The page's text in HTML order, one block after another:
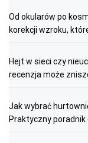
Od okularów po
korekcji wzroku,
Hejt w sieci czy
recenzja może
Jak wybrać
Praktyczny